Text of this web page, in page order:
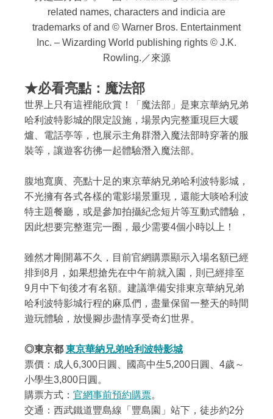
related names, characters and indicia are
trademarks of and © Warner Bros. Entertainment
Inc. – Wizarding World publishing rights © J.K.
Rowling.／來源
★必看亮點：魔法部
世界上只有這裡能欣賞！「魔法部」是東京華納兄弟
哈利波特影城的限定設施，場景內完整重現巨大暖
爐、電話亭等，也展示主角群潛入魔法部時穿著的服
裝等，讓遊客彷彿一起體驗潛入魔法部。
腹地寬廣、亮點十足的東京華納兄弟哈利波特影城，
不光擁有各式各樣的電影場景重現，還能大啖哈利波
特主題餐廳，或是參加拍攝紀念短片等互動式體驗，
因此想要完整逛完一圈，最少需要4個小時以上！
雖然才剛開幕不久，目前官網購票顯示入場名額已經
排到8月，如果想搶先在中午前就入園，則已經排至
9月中下旬後才有名額。建議準備安排東京華納兄弟
哈利波特影城行程的麻瓜們，盡量保留一整天的時間
遊玩體驗，放慢腳步盡情享受奇幻世界。
◎東京都 東京華納兄弟哈利波特影城
票價：成人6,300日圓、國高中生5,200日圓、4歲～
小學生3,800日圓。
購票方式： 官網事前預約購票。
交通：西武鐵道豐島線「豐島園」站下，徒步約2分